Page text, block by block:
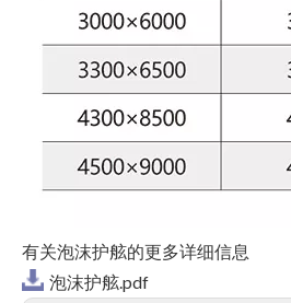
有关泡沫护舷的更多详细信息
泡沫护舷.pdf